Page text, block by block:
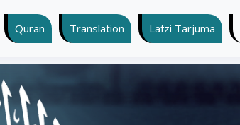
Quran Translation Lafzi Tarjuma